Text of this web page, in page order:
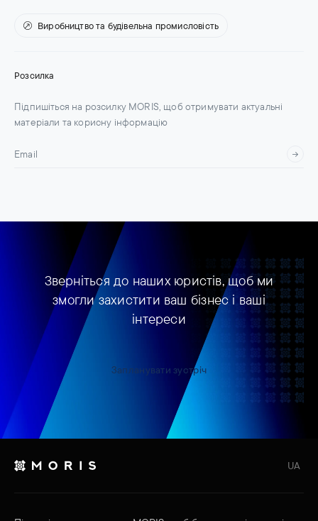
Виробництво та будівельна промисловість
Розсилка
Підпишіться на розсилку MORIS, щоб отримувати актуальні
матеріали та корисну інформацію
Зверніться до наших юристів, щоб ми
змогли захистити ваш бізнес і ваші
інтереси
Запланувати зустріч
UA